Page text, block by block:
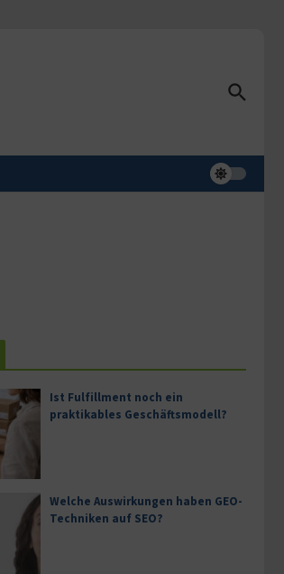
Ist Fulfillment noch ein
praktikables Geschäftsmodell?
Welche Auswirkungen haben GEO-
Techniken auf SEO?